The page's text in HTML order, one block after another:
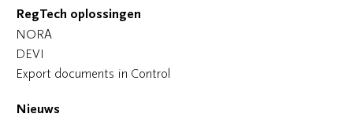
RegTech oplossingen
NORA
DEVI
Export documents in Control
Nieuws